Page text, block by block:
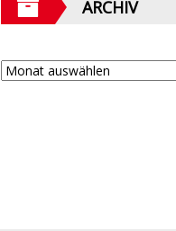
ARCHIV